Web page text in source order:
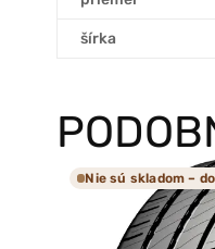
šírka
Nie sú skladom –